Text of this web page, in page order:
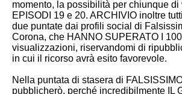
momento, la possibilità per chiunque di
EPISODI 19 e 20. ARCHIVIO inoltre
due puntate dai profili social di
Corona, che HANNO SUPERATO I
visualizzazioni, riservandomi di
in cui il ricorso avrà esito favorevole.
Nella puntata di stasera di
pubblicherò, perché incredibilmente IL